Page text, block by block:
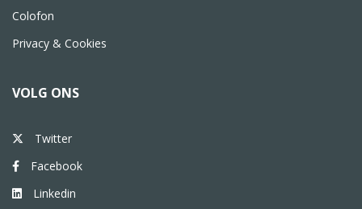
Colofon
Privacy & Cookies
VOLG ONS
Twitter
Facebook
Linkedin